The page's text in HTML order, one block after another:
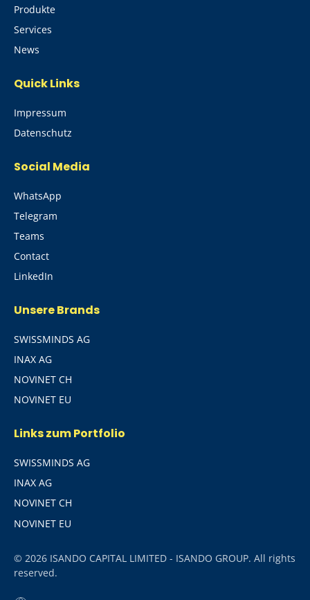
Produkte
Services
News
Quick Links
Impressum
Datenschutz
Social Media
WhatsApp
Telegram
Teams
Contact
LinkedIn
Unsere Brands
SWISSMINDS AG
INAX AG
NOVINET CH
NOVINET EU
Links zum Portfolio
SWISSMINDS AG
INAX AG
NOVINET CH
NOVINET EU
© 2026 ISANDO CAPITAL LIMITED - ISANDO GROUP. All rights
reserved.